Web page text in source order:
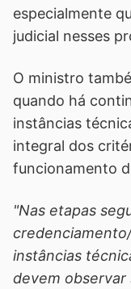
especialmente
judicial nesses
O ministro
quando há
instâncias
integral dos
funcionamento
"Nas etapas
instâncias
devem observar